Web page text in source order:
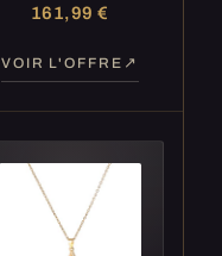
161,99 €
VOIR L'OFFRE